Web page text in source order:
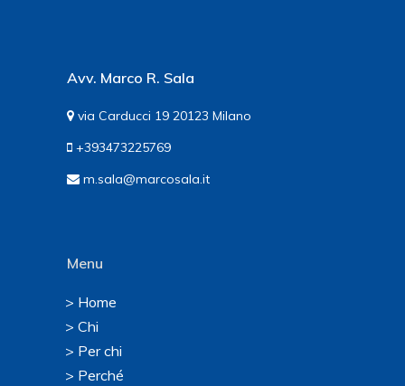
Avv. Marco R. Sala
via Carducci 19 20123 Milano
+393473225769
m.sala@marcosala.it
Menu
> Home
> Chi
> Per chi
> Perché